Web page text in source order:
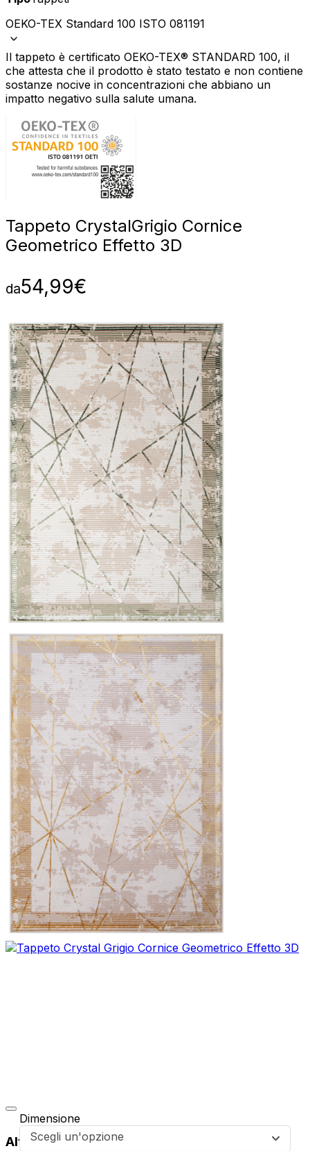
OEKO-TEX Standard 100 ISTO 081191
Il tappeto è certificato OEKO-TEX® STANDARD 100, il
che attesta che il prodotto è stato testato e non contiene
sostanze nocive in concentrazioni che abbiano un
impatto negativo sulla salute umana.
Tappeto CrystalGrigio Cornice
Geometrico Effetto 3D
da54,99€
Dimensione
Scegli un'opzione
Altri prodotti di questa collezione